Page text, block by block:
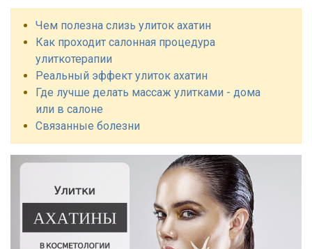
Чем полезна слизь улиток ахатин
Как проходит салонная процедура
улиткотерапии
Реальный эффект улиток ахатин
Где лучше делать массаж улитками - дома
или в салоне
Связанные болезни